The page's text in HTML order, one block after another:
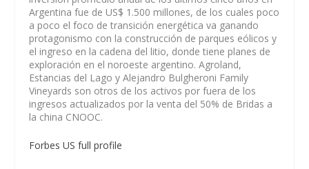
Argentina fue de US$ 1.500 millones, de los cuales poco
a poco el foco de transición energética va ganando
protagonismo con la construcción de parques eólicos y
el ingreso en la cadena del litio, donde tiene planes de
exploración en el noroeste argentino. Agroland,
Estancias del Lago y Alejandro Bulgheroni Family
Vineyards son otros de los activos por fuera de los
ingresos actualizados por la venta del 50% de Bridas a
la china CNOOC.
Forbes US full profile